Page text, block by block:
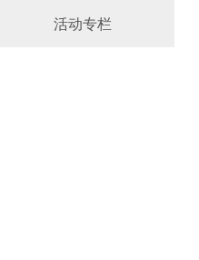
活动专栏